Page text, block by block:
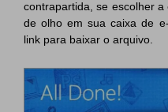
contrapartida, se escolher
de olho em sua caixa de
link para baixar o arquivo.